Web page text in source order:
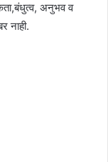
अनुभव व
नाही.